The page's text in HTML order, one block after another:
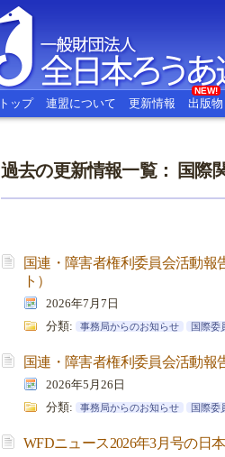
全日本ろうあ連盟
トップ
連盟について 更新情報 出版
NEW!
過去の更新情報一覧： 国際
国連・障害者権利委員会活動報
ト）
2026年7月7日
分類:
事務局からのお知らせ 国際委
国連・障害者権利委員会活動報
2026年5月26日
分類:
事務局からのお知らせ 国際委
WFDニュース2026年3月号の日